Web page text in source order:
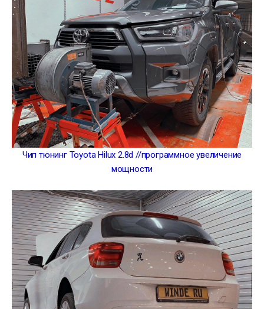
Чип тюнинг Toyota Hilux 2.8d //программное увеличение
мощности